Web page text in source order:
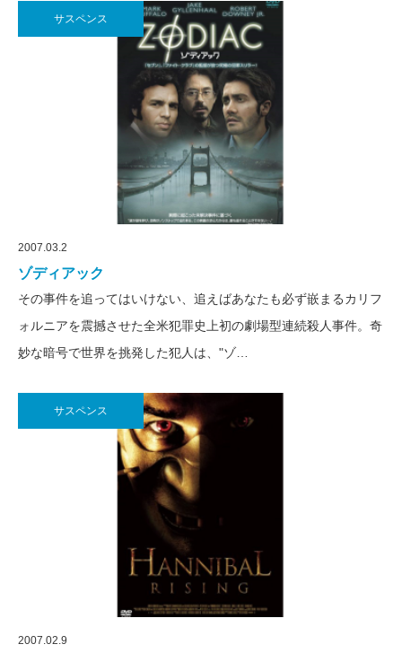
サスペンス
2007.03.2
ゾディアック
その事件を追ってはいけない、追えばあなたも必ず嵌まるカリフ
ォルニアを震撼させた全米犯罪史上初の劇場型連続殺人事件。奇
妙な暗号で世界を挑発した犯人は、"ゾ…
サスペンス
2007.02.9